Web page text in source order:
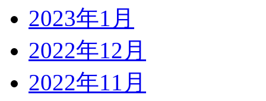
2023年1月
2022年12月
2022年11月